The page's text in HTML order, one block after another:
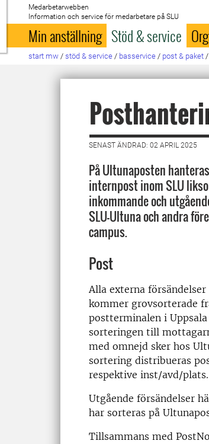
Till startsida
Medarbetarwebben
Information och service för medarbetare på SLU
Min anställning Stöd & service
start mw / stöd & service / basservice / post & paket /
SENAST ÄNDRAD: 02 APRIL 2025
På Ultunaposten
internpost inom SLU
inkommande och
SLU-Ultuna och andra
campus.
Post
Alla externa försändelser
kommer grovsorterade
postterminalen i
sorteringen till
med omnejd sker hos
sortering distribueras
respektive inst/avd/plats.
Utgående försändelser
har sorteras på
Tillsammans med